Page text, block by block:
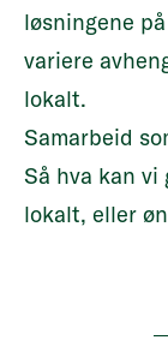
løsningene
variere
lokalt.
Samarbeid
Så hva kan
lokalt, eller